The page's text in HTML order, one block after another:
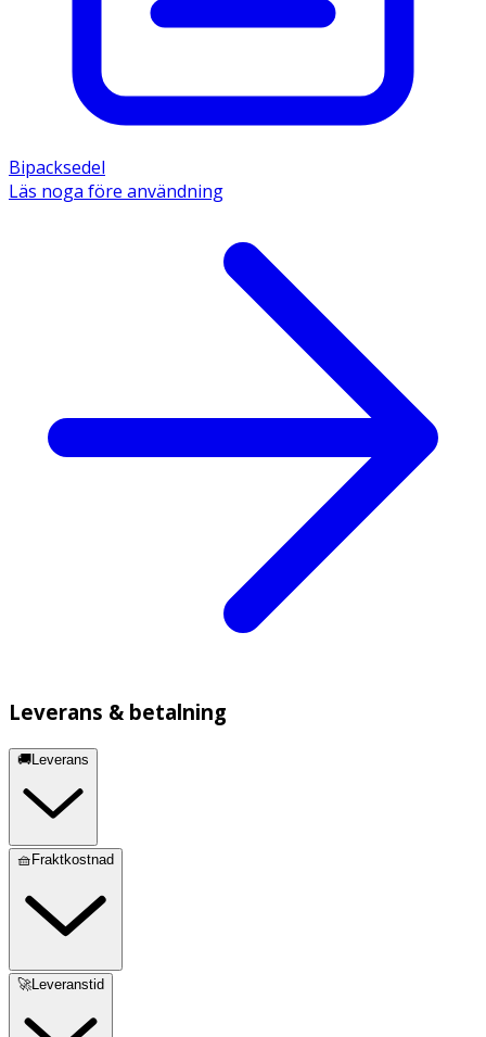
Bipacksedel
Läs noga före användning
Leverans & betalning
🚚Leverans
🧺Fraktkostnad
🚀Leveranstid